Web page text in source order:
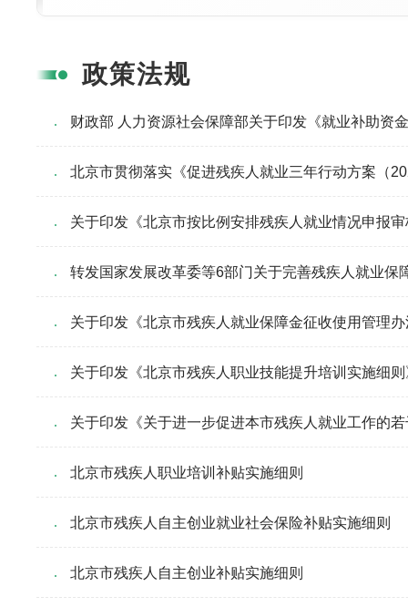
政策法规
财政部 人力资源社会保障部关于印发《就业补助资
北京市贯彻落实《促进残疾人就业三年行动方案（
关于印发《北京市按比例安排残疾人就业情况申报
转发国家发展改革委等6部门关于完善残疾人就业
关于印发《北京市残疾人就业保障金征收使用管理
关于印发《北京市残疾人职业技能提升培训实施细
关于印发《关于进一步促进本市残疾人就业工作的
北京市残疾人职业培训补贴实施细则
北京市残疾人自主创业就业社会保险补贴实施细则
北京市残疾人自主创业补贴实施细则